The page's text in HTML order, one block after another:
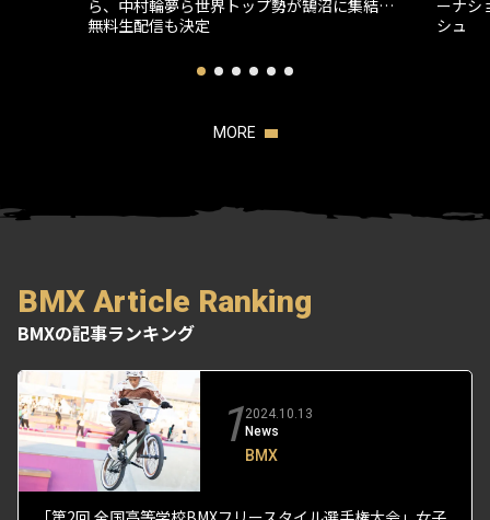
ら、中村輪夢ら世界トップ勢が鵠沼に集結…
無料生配信も決定
ーナシ
シュ
MORE
BMX Article Ranking
BMXの記事ランキング
12024.10.13
News
BMX